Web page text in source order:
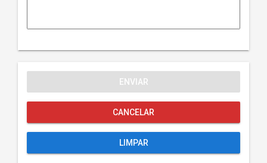
ENVIAR
CANCELAR
LIMPAR